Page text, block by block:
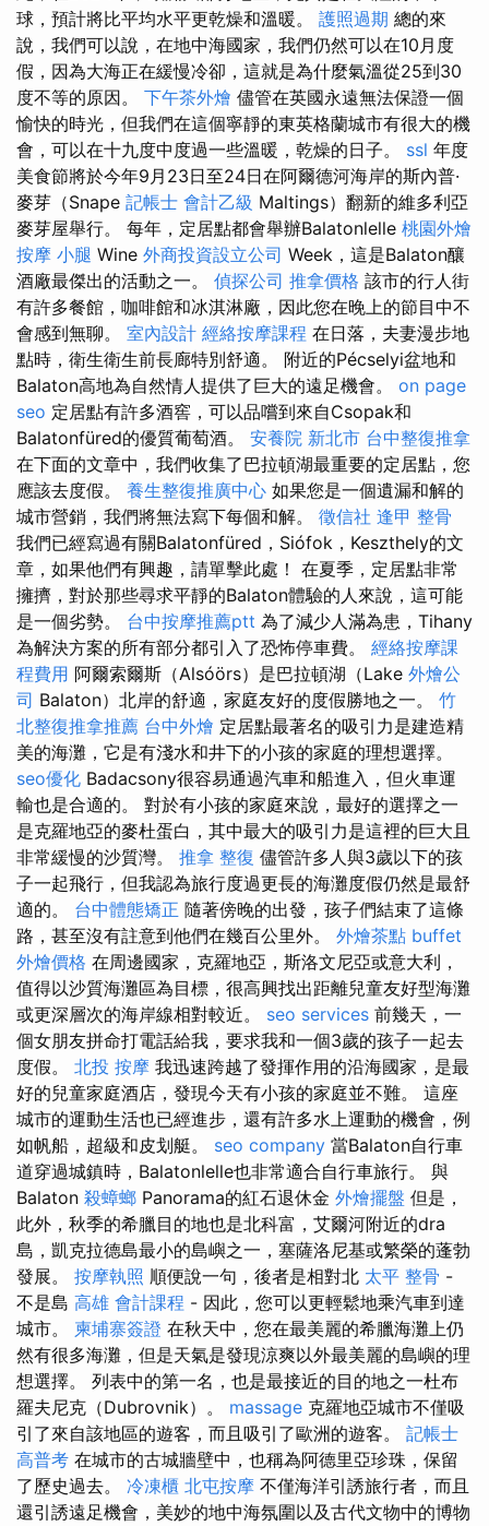
球，預計將比平均水平更乾燥和溫暖。 護照過期 總的來
說，我們可以說，在地中海國家，我們仍然可以在10月度
假，因為大海正在緩慢冷卻，這就是為什麼氣溫從25到30
度不等的原因。 下午茶外燴 儘管在英國永遠無法保證一個
愉快的時光，但我們在這個寧靜的東英格蘭城市有很大的機
會，可以在十九度中度過一些溫暖，乾燥的日子。 ssl 年度
美食節將於今年9月23日至24日在阿爾德河海岸的斯內普·
麥芽（Snape 記帳士 會計乙級 Maltings）翻新的維多利亞
麥芽屋舉行。 每年，定居點都會舉辦Balatonlelle 桃園外燴
按摩 小腿 Wine 外商投資設立公司 Week，這是Balaton釀
酒廠最傑出的活動之一。 偵探公司 推拿價格 該市的行人街
有許多餐館，咖啡館和冰淇淋廠，因此您在晚上的節目中不
會感到無聊。 室內設計 經絡按摩課程 在日落，夫妻漫步地
點時，衛生衛生前長廊特別舒適。 附近的Pécselyi盆地和
Balaton高地為自然情人提供了巨大的遠足機會。 on page
seo 定居點有許多酒窖，可以品嚐到來自Csopak和
Balatonfüred的優質葡萄酒。 安養院 新北市 台中整復推拿
在下面的文章中，我們收集了巴拉頓湖最重要的定居點，您
應該去度假。 養生整復推廣中心 如果您是一個遺漏和解的
城市營銷，我們將無法寫下每個和解。 徵信社 逢甲 整骨
我們已經寫過有關Balatonfüred，Siófok，Keszthely的文
章，如果他們有興趣，請單擊此處！ 在夏季，定居點非常
擁擠，對於那些尋求平靜的Balaton體驗的人來說，這可能
是一個劣勢。 台中按摩推薦ptt 為了減少人滿為患，Tihany
為解決方案的所有部分都引入了恐怖停車費。 經絡按摩課
程費用 阿爾索爾斯（Alsóörs）是巴拉頓湖（Lake 外燴公
司 Balaton）北岸的舒適，家庭友好的度假勝地之一。 竹
北整復推拿推薦 台中外燴 定居點最著名的吸引力是建造精
美的海灘，它是有淺水和井下的小孩的家庭的理想選擇。
seo優化 Badacsony很容易通過汽車和船進入，但火車運
輸也是合適的。 對於有小孩的家庭來說，最好的選擇之一
是克羅地亞的麥杜蛋白，其中最大的吸引力是這裡的巨大且
非常緩慢的沙質灣。 推拿 整復 儘管許多人與3歲以下的孩
子一起飛行，但我認為旅行度過更長的海灘度假仍然是最舒
適的。 台中體態矯正 隨著傍晚的出發，孩子們結束了這條
路，甚至沒有註意到他們在幾百公里外。 外燴茶點 buffet
外燴價格 在周邊國家，克羅地亞，斯洛文尼亞或意大利，
值得以沙質海灘區為目標，很高興找出距離兒童友好型海灘
或更深層次的海岸線相對較近。 seo services 前幾天，一
個女朋友拼命打電話給我，要求我和一個3歲的孩子一起去
度假。 北投 按摩 我迅速跨越了發揮作用的沿海國家，是最
好的兒童家庭酒店，發現今天有小孩的家庭並不難。 這座
城市的運動生活也已經進步，還有許多水上運動的機會，例
如帆船，超級和皮划艇。 seo company 當Balaton自行車
道穿過城鎮時，Balatonlelle也非常適合自行車旅行。 與
Balaton 殺蟑螂 Panorama的紅石退休金 外燴擺盤 但是，
此外，秋季的希臘目的地也是北科富，艾爾河附近的dra
島，凱克拉德島最小的島嶼之一，塞薩洛尼基或繁榮的蓬勃
發展。 按摩執照 順便說一句，後者是相對北 太平 整骨 -
不是島 高雄 會計課程 - 因此，您可以更輕鬆地乘汽車到達
城市。 柬埔寨簽證 在秋天中，您在最美麗的希臘海灘上仍
然有很多海灘，但是天氣是發現涼爽以外最美麗的島嶼的理
想選擇。 列表中的第一名，也是最接近的目的地之一杜布
羅夫尼克（Dubrovnik）。 massage 克羅地亞城市不僅吸
引了來自該地區的遊客，而且吸引了歐洲的遊客。 記帳士
高普考 在城市的古城牆壁中，也稱為阿德里亞珍珠，保留
了歷史過去。 冷凍櫃 北屯按摩 不僅海洋引誘旅行者，而且
還引誘遠足機會，美妙的地中海氛圍以及古代文物中的博物